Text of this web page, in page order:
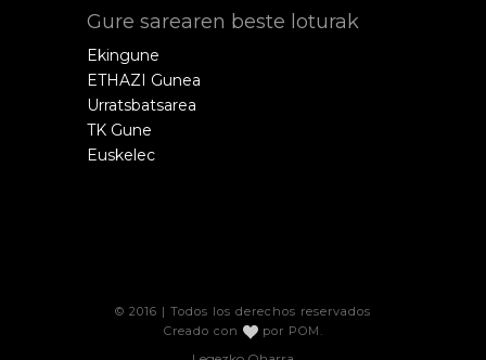
Gure sarearen beste loturak
Ekingune
ETHAZI Gunea
Urratsbatsarea
TK Gune
Euskelec
© 2016 | Todos los derechos reservados
Creado con
por POM